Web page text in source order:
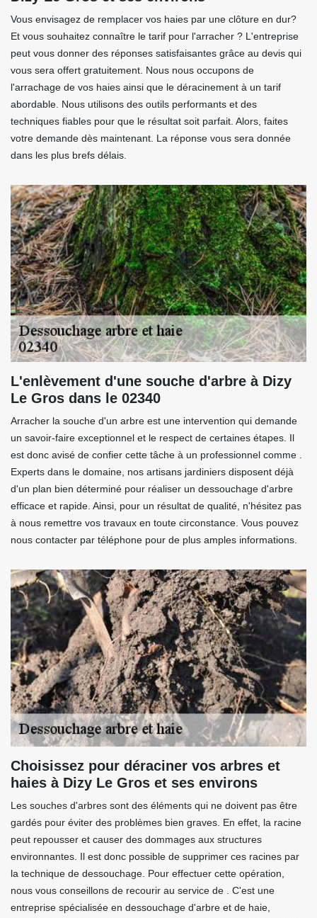
Vous envisagez de remplacer vos haies par une clôture en dur?
Et vous souhaitez connaître le tarif pour l'arracher ? L'entreprise
peut vous donner des réponses satisfaisantes grâce au devis qui
vous sera offert gratuitement. Nous nous occupons de
l'arrachage de vos haies ainsi que le déracinement à un tarif
abordable. Nous utilisons des outils performants et des
techniques fiables pour que le résultat soit parfait. Alors, faites
votre demande dès maintenant. La réponse vous sera donnée
dans les plus brefs délais.
L'enlèvement d'une souche d'arbre à Dizy
Le Gros dans le 02340
Arracher la souche d'un arbre est une intervention qui demande
un savoir-faire exceptionnel et le respect de certaines étapes. Il
est donc avisé de confier cette tâche à un professionnel comme .
Experts dans le domaine, nos artisans jardiniers disposent déjà
d'un plan bien déterminé pour réaliser un dessouchage d'arbre
efficace et rapide. Ainsi, pour un résultat de qualité, n'hésitez pas
à nous remettre vos travaux en toute circonstance. Vous pouvez
nous contacter par téléphone pour de plus amples informations.
Choisissez pour déraciner vos arbres et
haies à Dizy Le Gros et ses environs
Les souches d'arbres sont des éléments qui ne doivent pas être
gardés pour éviter des problèmes bien graves. En effet, la racine
peut repousser et causer des dommages aux structures
environnantes. Il est donc possible de supprimer ces racines par
la technique de dessouchage. Pour effectuer cette opération,
nous vous conseillons de recourir au service de . C'est une
entreprise spécialisée en dessouchage d'arbre et de haie,